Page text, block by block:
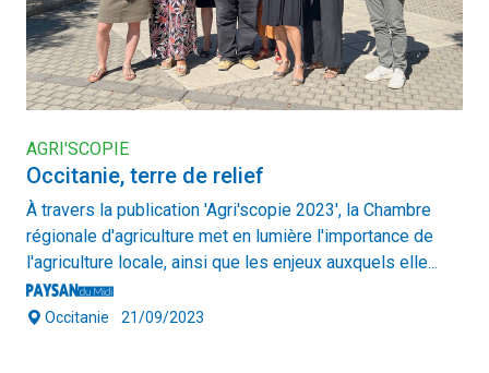
AGRI'SCOPIE
Occitanie, terre de relief
À travers la publication 'Agri'scopie 2023', la Chambre
régionale d'agriculture met en lumière l'importance de
l'agriculture locale, ainsi que les enjeux auxquels elle...
Occitanie 21/09/2023